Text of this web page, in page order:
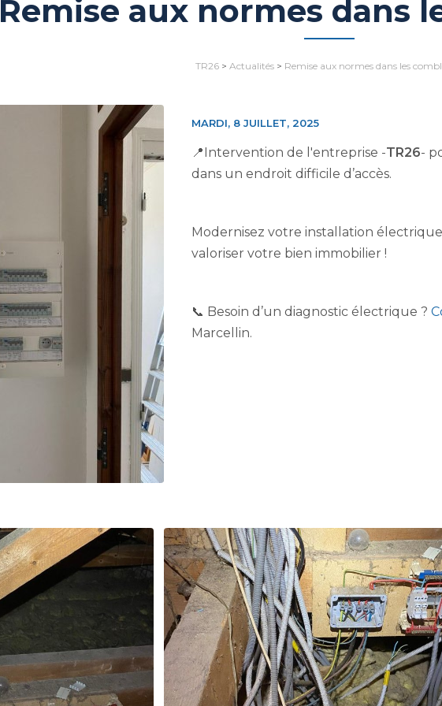
Remise aux normes dans
TR26> Actualités> Remise aux normes dans les
MARDI, 8 JUILLET, 2025
📍Intervention de l'entreprise -TR26-
dans un endroit difficile d’accès.
Modernisez votre installation
valoriser votre bien immobilier !
📞 Besoin d’un diagnostic électrique ?
Marcellin.